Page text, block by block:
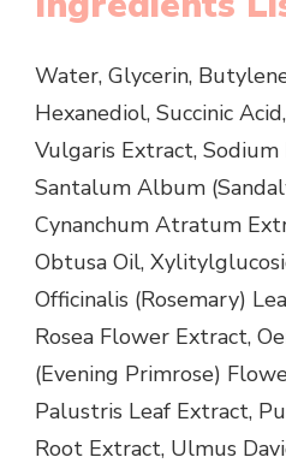
Water, Glycerin,
Hexanediol, Succinic
Vulgaris Extract,
Santalum Album
Cynanchum Atratum
Obtusa Oil,
Officinalis (Rosemary)
Rosea Flower Extract,
(Evening Primrose)
Palustris Leaf Extract,
Root Extract, Ulmus